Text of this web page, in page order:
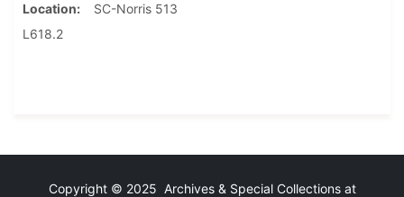
Location
SC-Norris 513
L618.2
Copyright © 2025 Archives & Special Collections at